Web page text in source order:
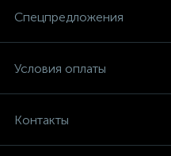
Спецпредложения
Условия оплаты
Контакты